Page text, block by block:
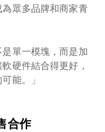
眾多品牌和商家青
單一模塊，而是加
硬件結合得更好，
能。」
合作